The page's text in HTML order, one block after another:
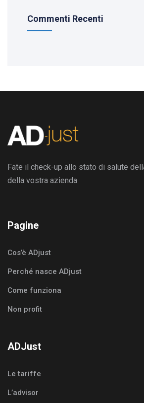
Commenti Recenti
Fate il check-up allo stato di salute
della vostra azienda
Pagine
Cos’è ADjust
Perché nasce ADjust
Come funziona
Non profit
ADJust
Le tariffe
L’advisor